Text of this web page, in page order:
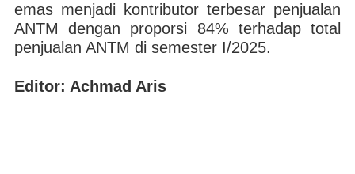
emas menjadi kontributor terbesar penjualan
ANTM dengan proporsi 84% terhadap total
penjualan ANTM di semester I/2025.
Editor: Achmad Aris